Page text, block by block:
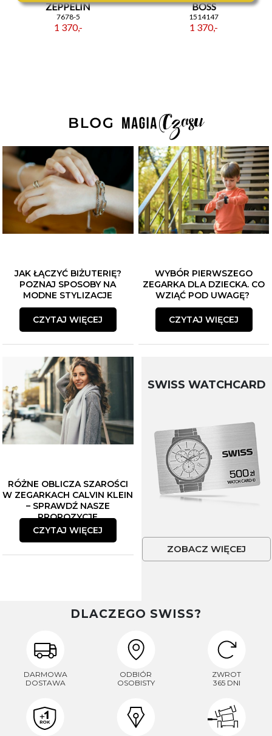
ZEPPELIN
7678-5
1 370,-
BOSS
1514147
1 370,-
JAK ŁĄCZYĆ BIŻUTERIĘ?
POZNAJ SPOSOBY NA
MODNE STYLIZACJE
CZYTAJ WIĘCEJ
WYBÓR PIERWSZEGO
ZEGARKA DLA DZIECKA. CO
WZIĄĆ POD UWAGĘ?
CZYTAJ WIĘCEJ
RÓŻNE OBLICZA SZAROŚCI
W ZEGARKACH CALVIN KLEIN
– SPRAWDŹ NASZE
PROPOZYCJE
CZYTAJ WIĘCEJ
SWISS WATCHCARD
ZOBACZ WIĘCEJ
DLACZEGO SWISS?
DARMOWA
DOSTAWA
ODBIÓR
OSOBISTY
ZWROT
365 DNI